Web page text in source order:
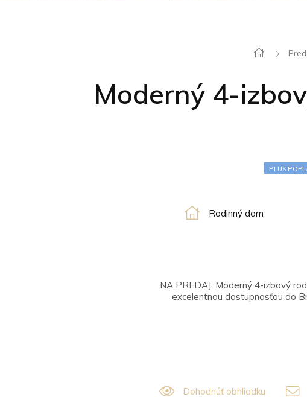
Moderný 4-
PLUS
Rodinný dom
NA PREDAJ: Moderný 4-izbový
excelentnou dostupnosťou do
Dohodnúť obhliadku